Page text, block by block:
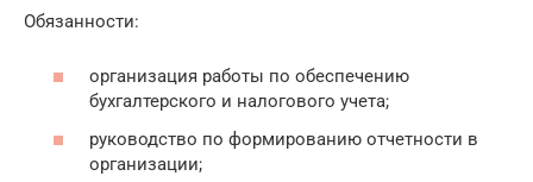
Обязанности:
организация работы по обеспечению
бухгалтерского и налогового учета;
руководство по формированию отчетности в
организации;